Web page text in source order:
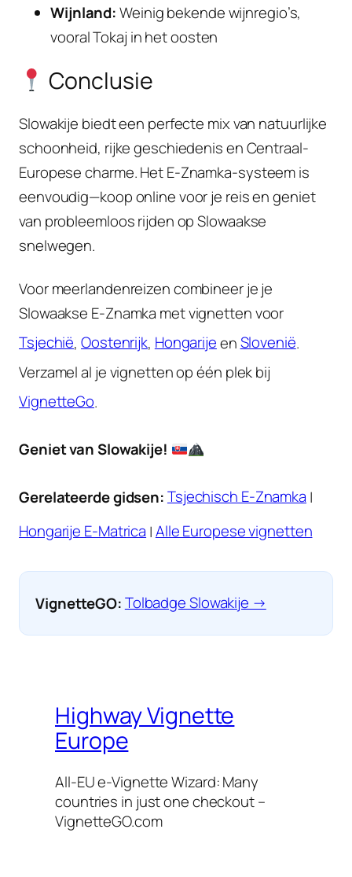
Wijnland:Weinig bekende wijnregio’s,
vooral Tokaj in het oosten
Conclusie
Slowakije biedt een perfecte mix van natuurlijke
schoonheid, rijke geschiedenis en Centraal-
Europese charme. Het E-Znamka-systeem is
eenvoudig—koop online voor je reis en geniet
van probleemloos rijden op Slowaakse
snelwegen.
Voor meerlandenreizen combineer je je
Slowaakse E-Znamka met vignetten voor
Tsjechië,Oostenrijk, HongarijeenSlovenië.
Verzamel al je vignetten op één plek bij
VignetteGo.
Geniet van Slowakije!
Gerelateerde gidsen:Tsjechisch E-Znamka |
Hongarije E-Matrica |Alle Europese vignetten
VignetteGO:Tolbadge Slowakije →
Highway Vignette
Europe
All-EU e-Vignette Wizard: Many
countries in just one checkout –
VignetteGO.com